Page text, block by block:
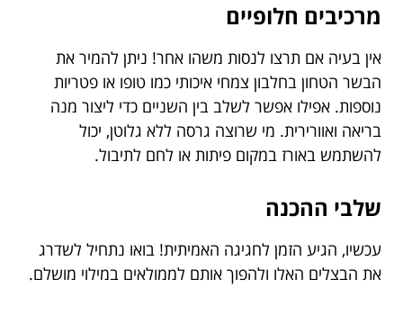
מרכיבים חלופיים
אין בעיה אם תרצו לנסות משהו אחר! ניתן להמיר את
הבשר הטחון בחלבון צמחי איכותי כמו טופו או פטריות
נוספות. אפילו אפשר לשלב בין השניים כדי ליצור מנה
בריאה ואוורירית. מי שרוצה גרסה ללא גלוטן, יכול
להשתמש באורז במקום פיתות או לחם לתיבול.
שלבי ההכנה
עכשיו, הגיע הזמן לחגיגה האמיתית! בואו נתחיל לשדרג
את הבצלים האלו ולהפוך אותם לממולאים במילוי מושלם.